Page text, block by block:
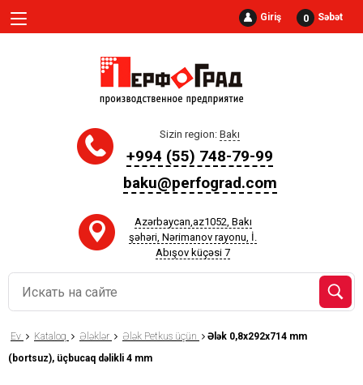
Giriş 0 Səbət
Sizin region: Bakı
+994 (55) 748-79-99
baku@perfograd.com
Azərbaycan,az1052, Bakı
şəhəri, Nərimanov rayonu, İ.
Abışov küçəsi 7
Ev Kataloq Ələklər Ələk Petkus üçün
Ələk 0,8x292x714 mm
(bortsuz), üçbucaq dəlikli 4 mm